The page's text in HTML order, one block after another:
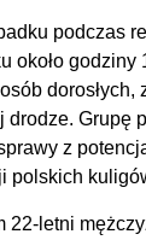
podczas
około godziny
dorosłych,
Grupę
z
polskich
22-letni